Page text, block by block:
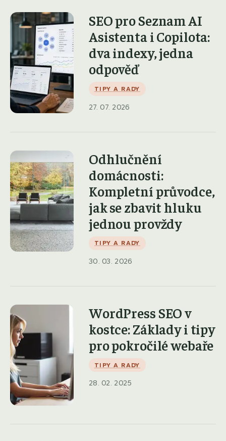
SEO pro Seznam AI
Asistenta i Copilota:
dva indexy, jedna
odpověď
TIPY A RADY
27. 07. 2026
Odhlučnění
domácnosti:
Kompletní průvodce,
jak se zbavit hluku
jednou provždy
TIPY A RADY
30. 03. 2026
WordPress SEO v
kostce: Základy i tipy
pro pokročilé webaře
TIPY A RADY
28. 02. 2025